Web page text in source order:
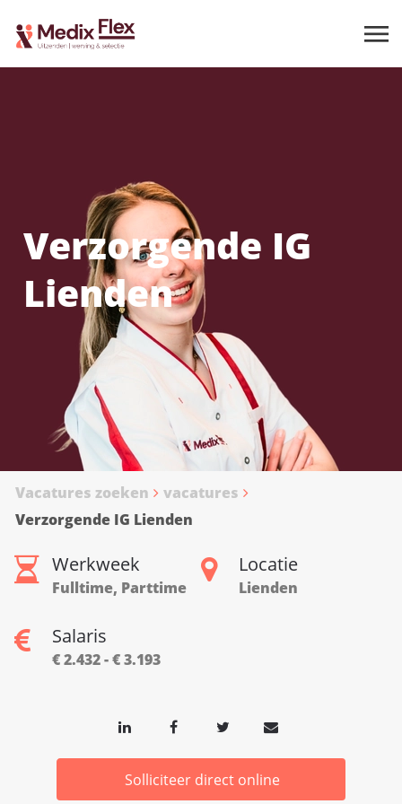
Verzorgende IG
Lienden
Vacatures zoeken
vacatures
Verzorgende IG Lienden
Werkweek
Fulltime, Parttime
Locatie
Lienden
Salaris
€ 2.432 - € 3.193
Solliciteer direct online